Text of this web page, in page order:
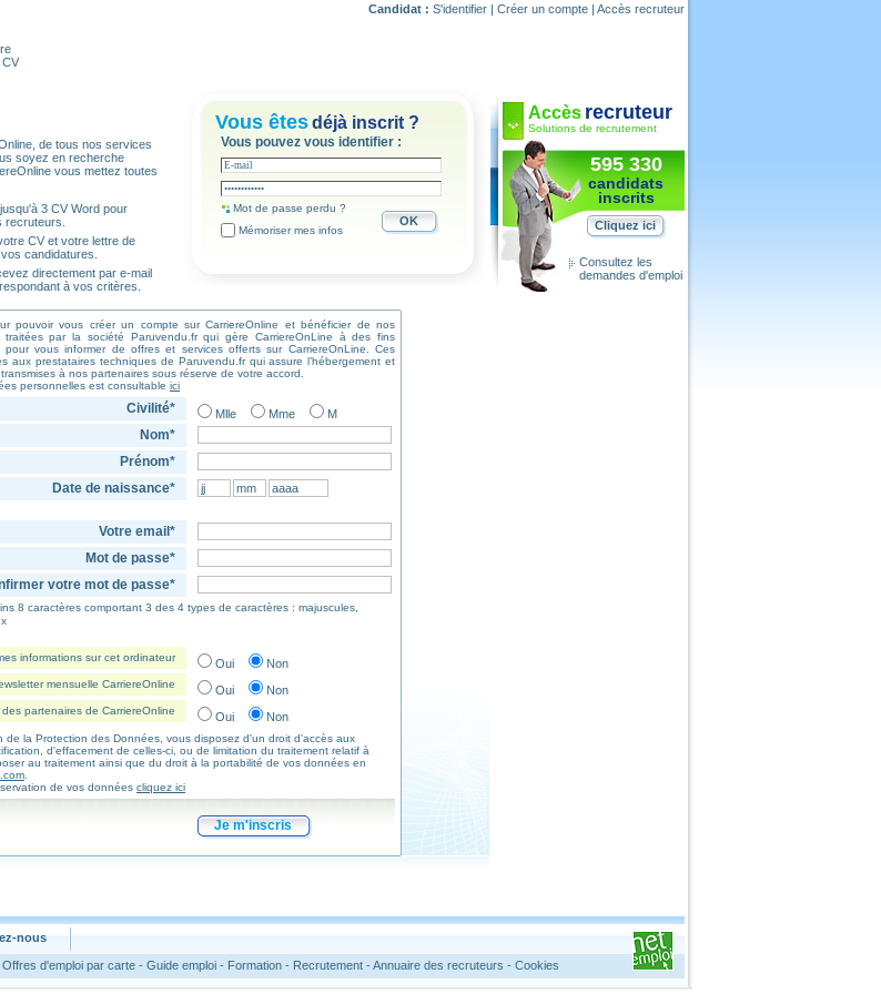
Candidat : S'identifier | Créer un compte | Accès recruteur
de tous nos services
soyez en recherche
vous mettez toutes
3 CV Word pour
recruteurs.
CV et votre lettre de
candidatures.
directement par e-mail
à vos critères.
Vous êtesdéjà inscrit ?
Vous pouvez vous identifier :
Mot de passe perdu ?
Mémoriser mes infos
OK
pouvoir vous créer un compte sur CarriereOnline et bénéficier de nos
par la société Paruvendu.fr qui gère CarriereOnLine à des fins
vous informer de offres et services offerts sur CarriereOnLine. Ces
aux prestataires techniques de Paruvendu.fr qui assure l’hébergement et
à nos partenaires sous réserve de votre accord.
personnelles est consultable ici
Civilité* Mlle Mme M
Nom*
Prénom*
Date de naissance*
Votre email*
Mot de passe*
votre mot de passe*
8 caractères comportant 3 des 4 types de caractères : majuscules,
informations sur cet ordinateur Oui Non
mensuelle CarriereOnline Oui Non
partenaires de CarriereOnline Oui Non
de la Protection des Données, vous disposez d'un droit d'accès aux
d'effacement de celles-ci, ou de limitation du traitement relatif à
au traitement ainsi que du droit à la portabilité de vos données en
de vos données cliquez ici
Je m'inscris
Accès recruteur
Solutions de recrutement
595 330
candidats
inscrits
Cliquez ici
Consultez les
demandes d'emploi
nous
Offres d'emploi par carte - Guide emploi - Formation - Recrutement -Annuaire des recruteurs - Cookies